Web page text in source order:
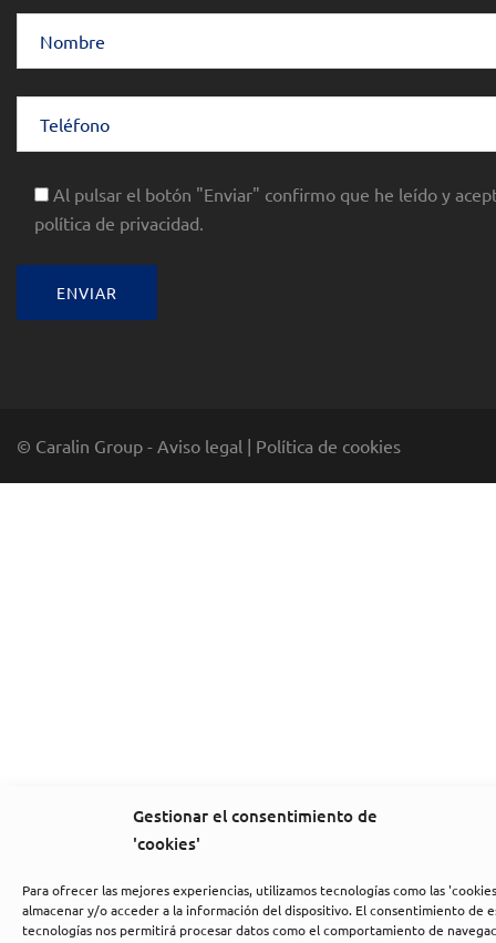
Gestionar el consentimiento de
'cookies'
Para ofrecer las mejores experiencias, utilizamos tecnologías como las
almacenar y/o acceder a la información del dispositivo. El consentimiento de
tecnologías nos permitirá procesar datos como el comportamiento de
Al pulsar el botón "Enviar" confirmo que he leído y
política de privacidad.
© Caralin Group - Aviso legal | Política de cookies